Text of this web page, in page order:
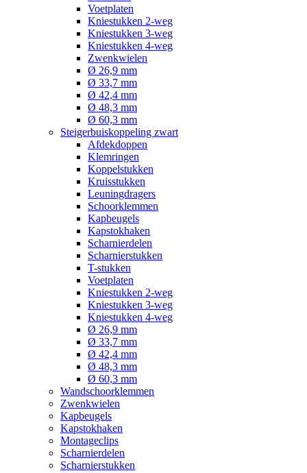
Voetplaten
Kniestukken 2-weg
Kniestukken 3-weg
Kniestukken 4-weg
Zwenkwielen
Ø 26,9 mm
Ø 33,7 mm
Ø 42,4 mm
Ø 48,3 mm
Ø 60,3 mm
Steigerbuiskoppeling zwart
Afdekdoppen
Klemringen
Koppelstukken
Kruisstukken
Leuningdragers
Schoorklemmen
Kapbeugels
Kapstokhaken
Scharnierdelen
Scharnierstukken
T-stukken
Voetplaten
Kniestukken 2-weg
Kniestukken 3-weg
Kniestukken 4-weg
Ø 26,9 mm
Ø 33,7 mm
Ø 42,4 mm
Ø 48,3 mm
Ø 60,3 mm
Wandschoorklemmen
Zwenkwielen
Kapbeugels
Kapstokhaken
Montageclips
Scharnierdelen
Scharnierstukken